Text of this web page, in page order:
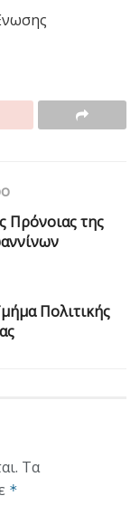
Πρόνοιας της
Πολιτικής
Τα
*